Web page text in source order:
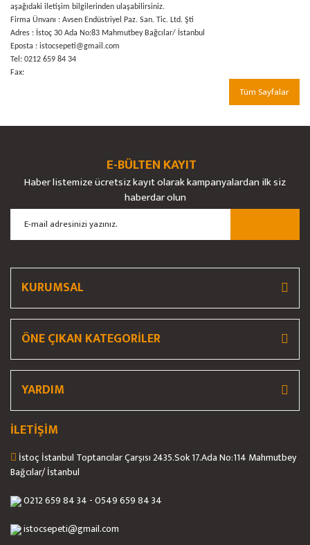
aşağıdaki iletişim bilgilerinden ulaşabilirsiniz.
Firma Ünvanı : Avsen Endüstriyel Paz. San. Tic. Ltd. Şti
Adres : İstoç 30 Ada No:83 Mahmutbey Bağcılar/ İstanbul
Eposta : istocsepeti@gmail.com
Tel: 0212 659 84 34
Fax:
Tüm Sayfalar
E-BÜLTEN KAYIT
Haber listemize ücretsiz kayıt olarak kampanyalardan ilk siz
haberdar olun
KURUMSAL
ÖNE ÇIKAN KATEGORİLER
YARDIM
İLETİŞİM
İstoç İstanbul Toptancılar Çarşısı 2435.Sok 17.Ada No:114 Mahmutbey
Bağcılar/ İstanbul
0212 659 84 34 - 0549 659 84 34
istocsepeti@gmail.com